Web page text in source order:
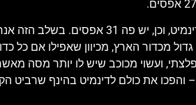
אה, אז צריך רק בערך
מכדור הארץ, מכיוון שאפילו אם כל
ועשוי מכוכב שיש לו יותר מסה
את כולם לדינמיט בהינף שרביט